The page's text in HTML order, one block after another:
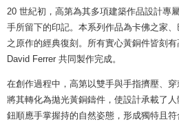
20 世紀初，高第為其多項建築作品設計專
手所留下的印記。本系列作品為卡佛之家
之原作的經典復刻。所有實心黃銅件皆刻
David Ferrer 共同製作完成。
在創作過程中，高第以雙手與手指擠壓、
將其轉化為拋光黃銅鑄件，使設計承載了
鈕順應手掌握持的自然姿態，形成獨特且